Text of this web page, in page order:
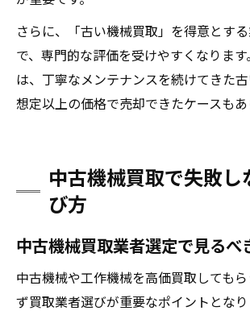
さらに、「古い機械買取」を得意とす
で、専門的な評価を受けやすくなりま
は、丁寧なメンテナンスを続けてきた古
想定以上の価格で売却できたケースもあ
中古機械買取で失敗し
び方
中古機械買取業者選定で見るべ
中古機械や工作機械を高価買取しても
ず買取業者選びが重要なポイントとな